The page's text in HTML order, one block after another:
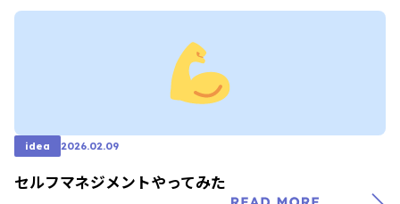
idea 2026.02.09
セルフマネジメントやってみた